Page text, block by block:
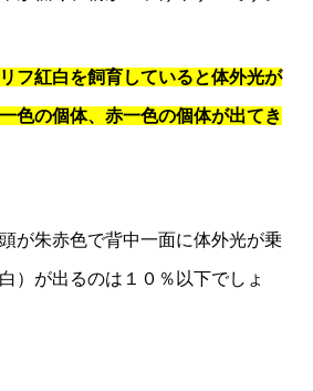
フ紅白を飼育していると体外光が
色の個体、赤一色の個体が出てき
が朱赤色で背中一面に体外光が乗
）が出るのは１０％以下でしょ